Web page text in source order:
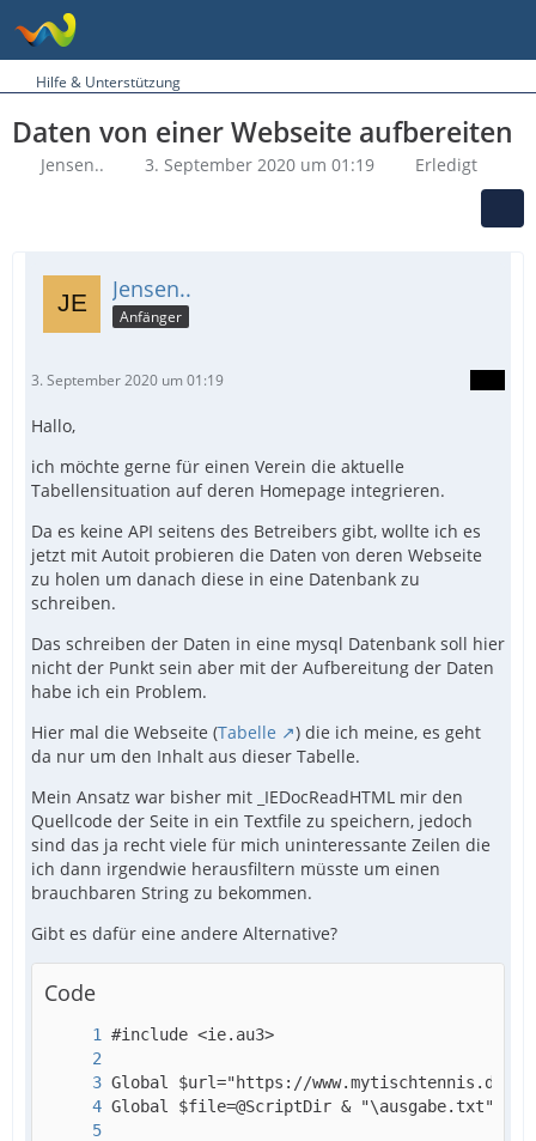
Hilfe & Unterstützung
Daten von einer Webseite aufbereiten
Jensen.. 3. September 2020 um 01:19 Erledigt
Jensen..
Anfänger
3. September 2020 um 01:19
Hallo,
ich möchte gerne für einen Verein die aktuelle
Tabellensituation auf deren Homepage integrieren.
Da es keine API seitens des Betreibers gibt, wollte ich es
jetzt mit Autoit probieren die Daten von deren Webseite
zu holen um danach diese in eine Datenbank zu
schreiben.
Das schreiben der Daten in eine mysql Datenbank soll hier
nicht der Punkt sein aber mit der Aufbereitung der Daten
habe ich ein Problem.
Hier mal die Webseite (Tabelle
) die ich meine, es geht
da nur um den Inhalt aus dieser Tabelle.
Mein Ansatz war bisher mit _IEDocReadHTML mir den
Quellcode der Seite in ein Textfile zu speichern, jedoch
sind das ja recht viele für mich uninteressante Zeilen die
ich dann irgendwie herausfiltern müsste um einen
brauchbaren String zu bekommen.
Gibt es dafür eine andere Alternative?
Code